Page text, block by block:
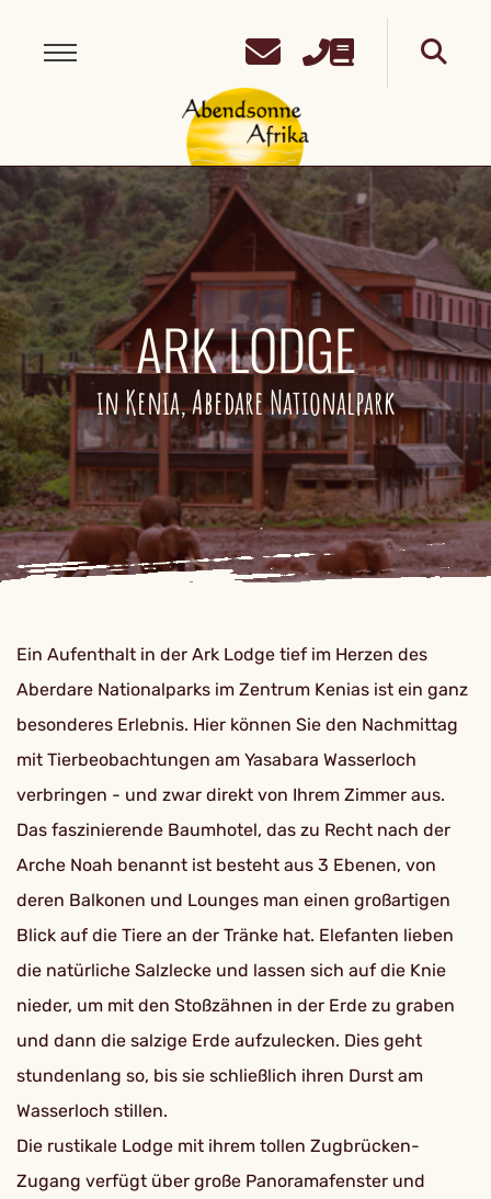
ARK LODGE
in Kenia, Abedare Nationalpark
Ein Aufenthalt in der Ark Lodge tief im Herzen des
Aberdare Nationalparks im Zentrum Kenias ist ein ganz
besonderes Erlebnis. Hier können Sie den Nachmittag
mit Tierbeobachtungen am Yasabara Wasserloch
verbringen - und zwar direkt von Ihrem Zimmer aus.
Das faszinierende Baumhotel, das zu Recht nach der
Arche Noah benannt ist besteht aus 3 Ebenen, von
deren Balkonen und Lounges man einen großartigen
Blick auf die Tiere an der Tränke hat. Elefanten lieben
die natürliche Salzlecke und lassen sich auf die Knie
nieder, um mit den Stoßzähnen in der Erde zu graben
und dann die salzige Erde aufzulecken. Dies geht
stundenlang so, bis sie schließlich ihren Durst am
Wasserloch stillen.
Die rustikale Lodge mit ihrem tollen Zugbrücken-
Zugang verfügt über große Panoramafenster und